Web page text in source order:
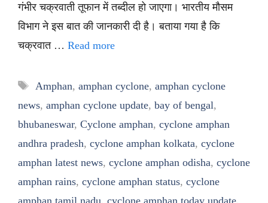
गंभीर चक्रवाती तूफान में तब्दील हो जाएगा। भारतीय मौसम
विभाग ने इस बात की जानकारी दी है। बताया गया है कि
चक्रवात … Read more
Tags
Amphan, amphan cyclone, amphan cyclone
news, amphan cyclone update, bay of bengal,
bhubaneswar, Cyclone amphan, cyclone amphan
andhra pradesh, cyclone amphan kolkata, cyclone
amphan latest news, cyclone amphan odisha, cyclone
amphan rains, cyclone amphan status, cyclone
amphan tamil nadu, cyclone amphan today update,